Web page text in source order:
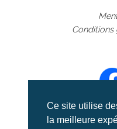
Ce site utilise
la meilleure
Conditions